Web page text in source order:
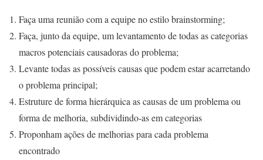
Faça uma reunião com a equipe no estilo brainstorming;
Faça, junto da equipe, um levantamento de todas as categorias
macros potenciais causadoras do problema;
Levante todas as possíveis causas que podem estar acarretando
o problema principal;
Estruture de forma hierárquica as causas de um problema ou
forma de melhoria, subdividindo-as em categorias
Proponham ações de melhorias para cada problema
encontrado